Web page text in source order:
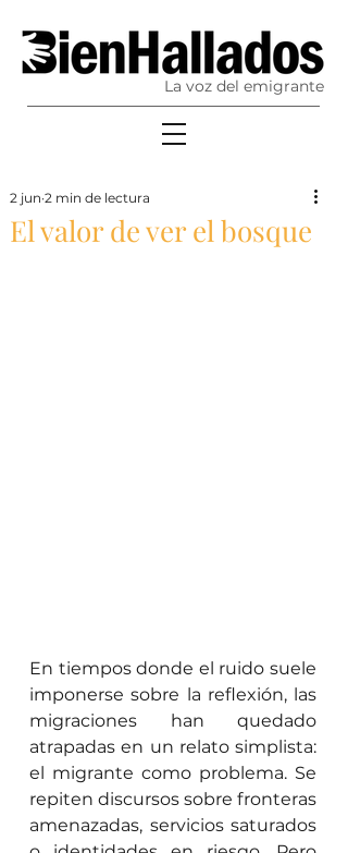
La voz del emigrante
El valor de ver el bosque
2 jun 2 min de lectura
En tiempos donde el ruido suele
imponerse sobre la reflexión, las
migraciones han quedado
atrapadas en un relato simplista:
el migrante como problema. Se
repiten discursos sobre fronteras
amenazadas, servicios saturados